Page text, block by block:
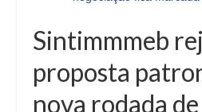
Sintimmmeb
proposta
nova rodada de